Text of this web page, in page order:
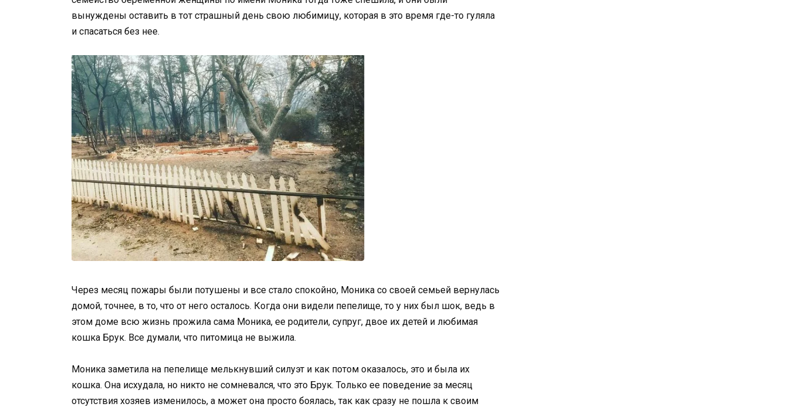
вынуждены оставить в тот страшный день свою любимицу, которая в это время где-то гуляла
и спасаться без нее.
Через месяц пожары были потушены и все стало спокойно, Моника со своей семьей вернулась
домой, точнее, в то, что от него осталось. Когда они видели пепелище, то у них был шок, ведь в
этом доме всю жизнь прожила сама Моника, ее родители, супруг, двое их детей и любимая
кошка Брук. Все думали, что питомица не выжила.
Моника заметила на пепелище мелькнувший силуэт и как потом оказалось, это и была их
кошка. Она исхудала, но никто не сомневался, что это Брук. Только ее поведение за месяц
отсутствия хозяев изменилось, а может она просто боялась, так как сразу не пошла к своим